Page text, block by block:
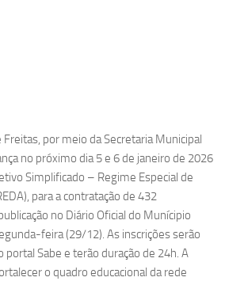
por meio da Secretaria Municipal
no próximo dia 5 e 6 de janeiro de 2026
Simplificado – Regime Especial de
para a contratação de 432
no Diário Oficial do Munícipio
feira (29/12). As inscrições serão
Sabe e terão duração de 24h. A
o quadro educacional da rede